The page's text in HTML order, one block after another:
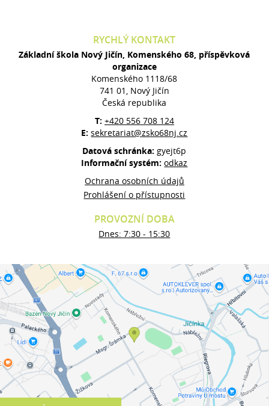
RYCHLÝ KONTAKT
Základní škola Nový Jičín, Komenského 68, příspěvková
organizace
Komenského 1118/68
741 01, Nový Jičín
Česká republika
T: +420 556 708 124
E:sekretariat@zsko68nj.cz
Datová schránka:gyejt6p
Informační systém:odkaz
Ochrana osobních údajů
Prohlášení o přístupnosti
PROVOZNÍ DOBA
Dnes: 7:30 - 15:30